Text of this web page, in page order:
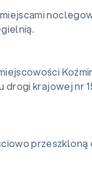
drogi krajowej nr
przeszkloną